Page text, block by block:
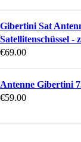
Gibertini Sat
Satellitenschüssel -
€69.00
Antenne Gibertini
€59.00